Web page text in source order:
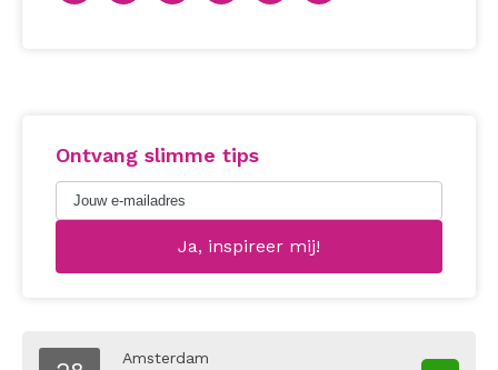
Ontvang slimme tips
Amsterdam